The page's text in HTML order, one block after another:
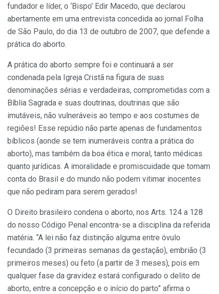
fundador e líder, o ‘Bispo’ Edir Macedo, que declarou
abertamente em uma entrevista concedida ao jornal Folha
de São Paulo, do dia 13 de outubro de 2007, que defende a
prática do aborto.
A prática do aborto sempre foi e continuará a ser
condenada pela Igreja Cristã na figura de suas
denominações sérias e verdadeiras, comprometidas com a
Bíblia Sagrada e suas doutrinas, doutrinas que são
imutáveis, não vulneráveis ao tempo e aos costumes de
regiões! Esse repúdio não parte apenas de fundamentos
bíblicos (aonde se tem inumeráveis contra a prática do
aborto), mas também da boa ética e moral, tanto médicas
quanto jurídicas. A imoralidade e promiscuidade que tomam
conta do Brasil e do mundo não podem vitimar inocentes
que não pediram para serem gerados!
O Direito brasileiro condena o aborto, nos Arts. 124 a 128
do nosso Código Penal encontra-se a disciplina da referida
matéria. “A lei não faz distinção alguma entre óvulo
fecundado (3 primeiras semanas da gestação), embrião (3
primeiros meses) ou feto (a partir de 3 meses), pois em
qualquer fase da gravidez estará configurado o delito de
aborto, entre a concepção e o início do parto” afirma o